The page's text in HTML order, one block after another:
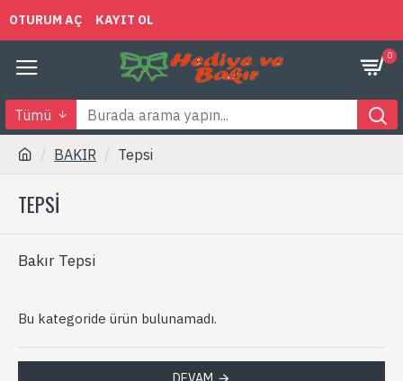
OTURUM AÇ KAYIT OL
0
Tümü
BAKIR Tepsi
TEPSI
Bakır Tepsi
Bu kategoride ürün bulunamadı.